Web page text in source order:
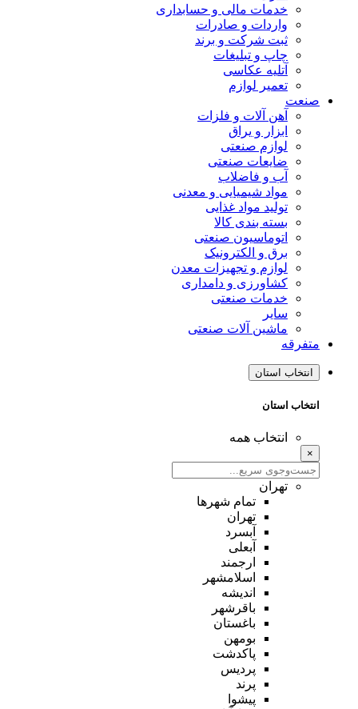
خدمات مالی و حسابداری
واردات و صادرات
ثبت شرکت و برند
چاپ و تبلیغات
آتلیه عکاسی
تعمیر لوازم
صنعت
آهن آلات و فلزات
ابزار و یراق
لوازم صنعتی
ضایعات صنعتی
آب و فاضلاب
مواد شیمیایی و معدنی
تولید مواد غذایی
بسته بندی کالا
اتوماسیون صنعتی
برق و الکترونیک
لوازم و تجهیزات معدن
کشاورزی و دامداری
خدمات صنعتی
سایر
ماشین آلات صنعتی
متفرقه
انتخاب استان
انتخاب استان
انتخاب همه
×
تهران
تمام شهر‌ها
تهران
آبسرد
آبعلی
ارجمند
اسلامشهر
اندیشه
باقرشهر
باغستان
بومهن
پاکدشت
پردیس
پرند
پیشوا